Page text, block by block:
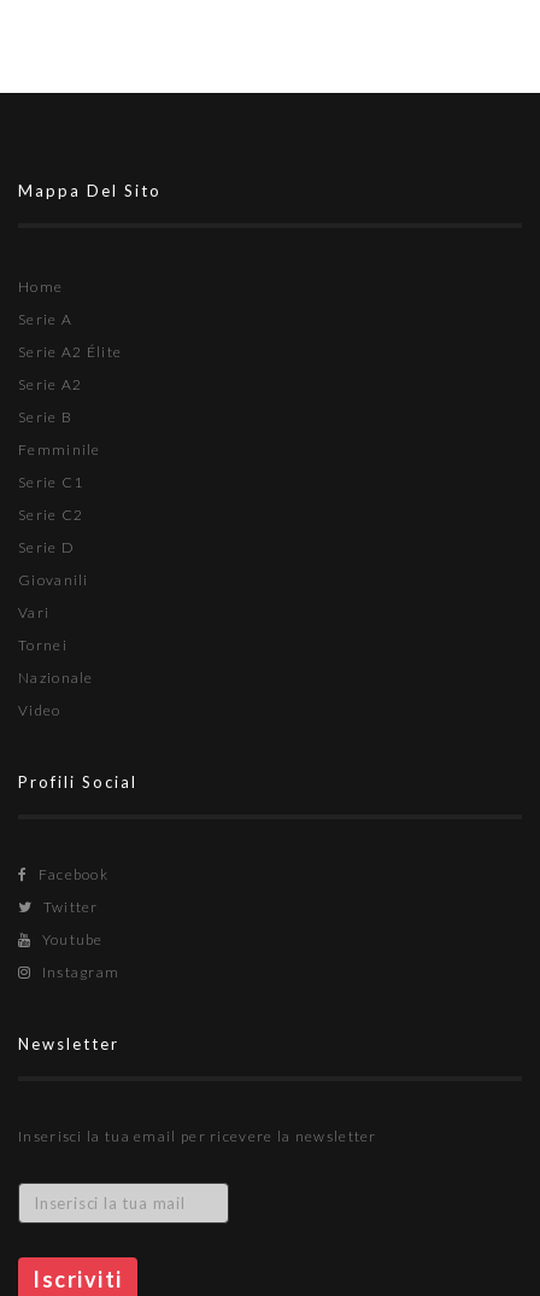
Mappa Del Sito
Home
Serie A
Serie A2 Élite
Serie A2
Serie B
Femminile
Serie C1
Serie C2
Serie D
Giovanili
Vari
Tornei
Nazionale
Video
Profili Social
Facebook
Twitter
Youtube
Instagram
Newsletter
Inserisci la tua email per ricevere la newsletter